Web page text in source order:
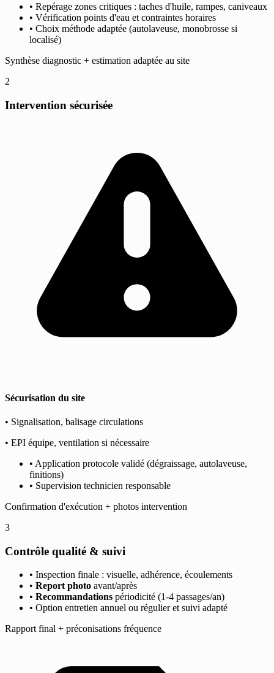
• Repérage zones critiques : taches d'huile, rampes, caniveaux
• Vérification points d'eau et contraintes horaires
• Choix méthode adaptée (autolaveuse, monobrosse si
localisé)
Synthèse diagnostic + estimation adaptée au site
2
Intervention sécurisée
Sécurisation du site
• Signalisation, balisage circulations
• EPI équipe, ventilation si nécessaire
• Application protocole validé (dégraissage, autolaveuse,
finitions)
• Supervision technicien responsable
Confirmation d'exécution + photos intervention
3
Contrôle qualité & suivi
• Inspection finale : visuelle, adhérence, écoulements
• Report photo avant/après
• Recommandations périodicité (1-4 passages/an)
• Option entretien annuel ou régulier et suivi adapté
Rapport final + préconisations fréquence